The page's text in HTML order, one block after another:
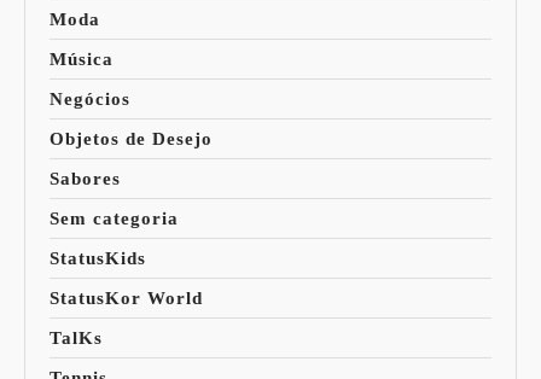
Moda
Música
Negócios
Objetos de Desejo
Sabores
Sem categoria
StatusKids
StatusKor World
TalKs